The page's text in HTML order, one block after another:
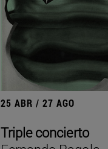
25 ABR / 27 AGO
Triple concierto